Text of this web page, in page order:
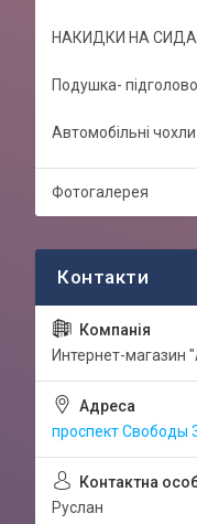
НАКИДКИ НА
Подушка-
Автомобільні чохли
Фотогалерея
Интернет-магазин
проспект Свободы
Руслан